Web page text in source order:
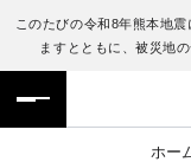
このたびの令和8年熊本地
ますとともに、被災地
ホー
フロアガイド
施設案内・アク
ENGLISH
繁体字